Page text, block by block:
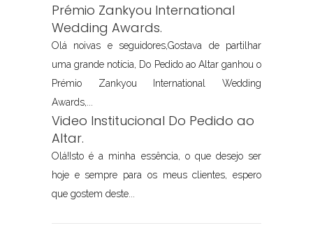
Prémio Zankyou International
Wedding Awards.
Olá noivas e seguidores,Gostava de partilhar
uma grande notícia, Do Pedido ao Altar ganhou o
Prémio Zankyou International Wedding
Awards,...
Video Institucional Do Pedido ao
Altar.
Olá!Isto é a minha essência, o que desejo ser
hoje e sempre para os meus clientes, espero
que gostem deste...